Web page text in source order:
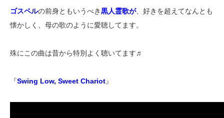
ゴスペルの前身ともいうべき黒人霊歌が、好きを超えてなんとも
懐かしく、母の歌のように愛聴してます。
殊にこの曲は昔から特別よく聴いてます♬
『Swing Low, Sweet Chariot』